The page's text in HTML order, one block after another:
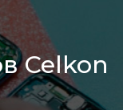
Celkon